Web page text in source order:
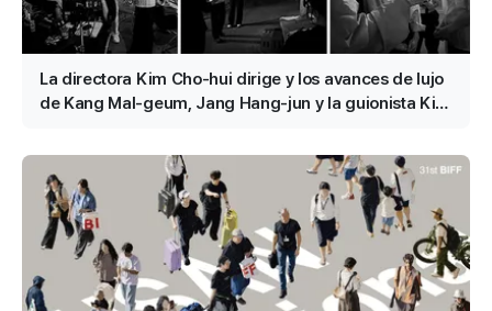
La directora Kim Cho-hui dirige y los avances de lujo
de Kang Mal-geum, Jang Hang-jun y la guionista Kim